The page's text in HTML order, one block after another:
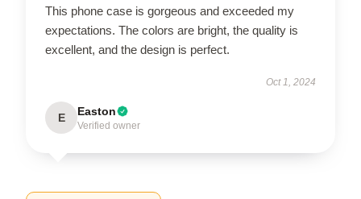
This phone case is gorgeous and exceeded my
expectations. The colors are bright, the quality is
excellent, and the design is perfect.
Oct 1, 2024
E Easton
Verified owner